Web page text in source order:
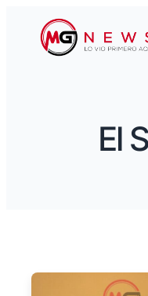
contenido
El